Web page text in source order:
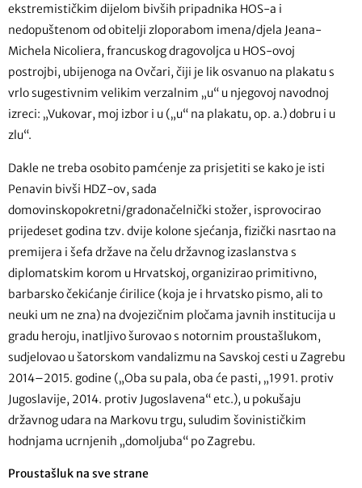
ekstremističkim dijelom bivših pripadnika HOS-a i
nedopuštenom od obitelji zloporabom imena/djela Jeana-
Michela Nicoliera, francuskog dragovoljca u HOS-ovoj
postrojbi, ubijenoga na Ovčari, čiji je lik osvanuo na plakatu s
vrlo sugestivnim velikim verzalnim „u“ u njegovoj navodnoj
izreci: „Vukovar, moj izbor i u („u“ na plakatu, op. a.) dobru i u
zlu“.
Dakle ne treba osobito pamćenje za prisjetiti se kako je isti
Penavin bivši HDZ-ov, sada
domovinskopokretni/gradonačelnički stožer, isprovocirao
prijedeset godina tzv. dvije kolone sjećanja, fizički nasrtao na
premijera i šefa države na čelu državnog izaslanstva s
diplomatskim korom u Hrvatskoj, organizirao primitivno,
barbarsko čekićanje ćirilice (koja je i hrvatsko pismo, ali to
neuki um ne zna) na dvojezičnim pločama javnih institucija u
gradu heroju, inatljivo šurovao s notornim proustašlukom,
sudjelovao u šatorskom vandalizmu na Savskoj cesti u Zagrebu
2014–2015. godine („Oba su pala, oba će pasti, „1991. protiv
Jugoslavije, 2014. protiv Jugoslavena“ etc.), u pokušaju
državnog udara na Markovu trgu, suludim šovinističkim
hodnjama ucrnjenih „domoljuba“ po Zagrebu.
Proustašluk na sve strane